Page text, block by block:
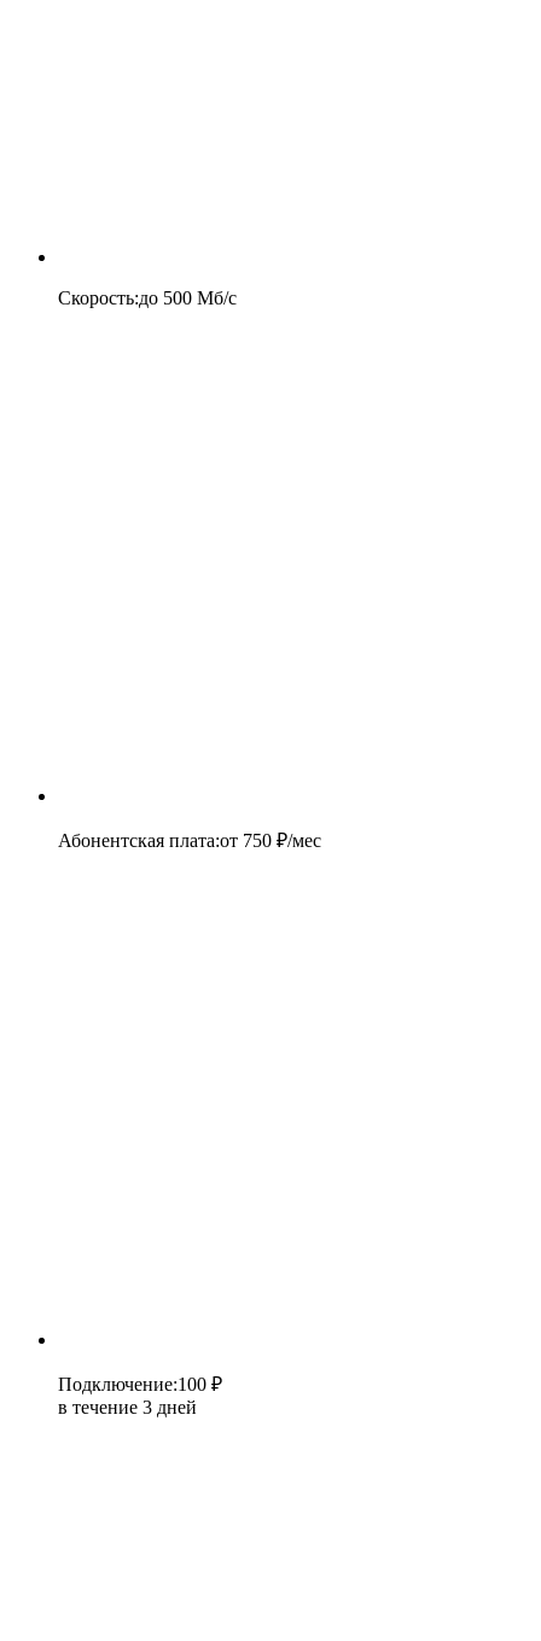
Скорость:до 500 Мб/c
Абонентская плата:от 750 ₽/мес
Подключение:100 ₽
в течение 3 дней